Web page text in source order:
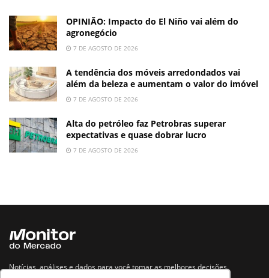
OPINIÃO: Impacto do El Niño vai além do
agronegócio
7 DE AGOSTO DE 2026
A tendência dos móveis arredondados vai
além da beleza e aumentam o valor do imóvel
7 DE AGOSTO DE 2026
Alta do petróleo faz Petrobras superar
expectativas e quase dobrar lucro
7 DE AGOSTO DE 2026
Notícias, análises e dados para você tomar as melhores decisões.